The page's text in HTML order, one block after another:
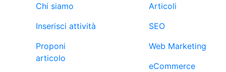
Chi siamo
Inserisci attività
Proponi
articolo
Articoli
SEO
Web Marketing
eCommerce